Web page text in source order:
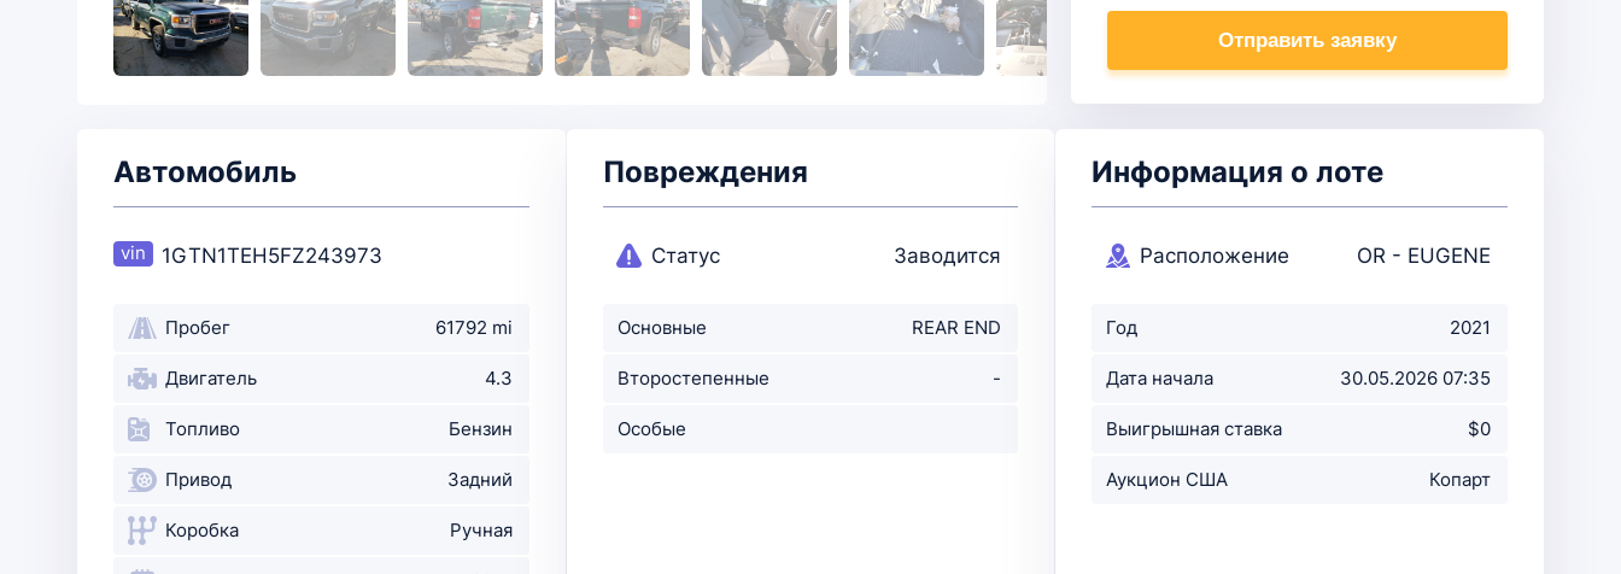
Отправить заявку
Автомобиль
1GTN1TEH5FZ243973
Пробег 61792 mi
Двигатель 4.3
Топливо Бензин
Привод Задний
Коробка Ручная
Повреждения
Статус Заводится
Основные
повреждения
REAR END
Второстепенные
повр-ния
-
Особые
Информация о лоте
Расположение
OR - EUGENE
Год 2021
Дата начала
аукциона
30.05.2026 07:35
Выигрышная ставка $0
Аукцион США Копарт